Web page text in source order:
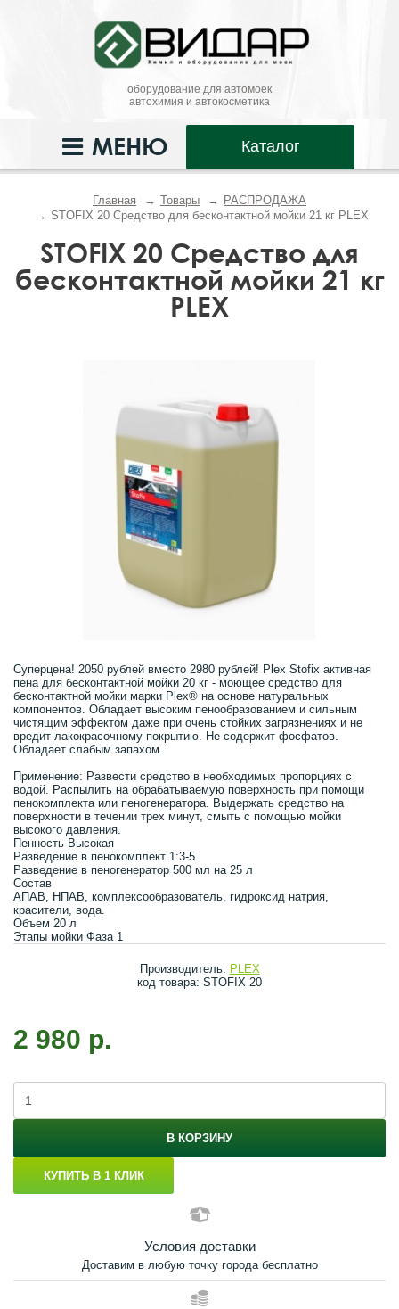
оборудование для автомоек
автохимия и автокосметика
Каталог
МЕНЮ
Главная Товары
РАСПРОДАЖА
STOFIX 20 Средство для бесконтактной мойки 21 кг PLEX
STOFIX 20 Средство для
бесконтактной мойки 21 кг
PLEX
Суперцена! 2050 рублей вместо 2980 рублей! Plex Stofix активная
пена для бесконтактной мойки 20 кг - моющее средство для
бесконтактной мойки марки Plex® на основе натуральных
компонентов. Обладает высоким пенообразованием и сильным
чистящим эффектом даже при очень стойких загрязнениях и не
вредит лакокрасочному покрытию. Не содержит фосфатов.
Обладает слабым запахом.
Применение: Развести средство в необходимых пропорциях с
водой. Распылить на обрабатываемую поверхность при помощи
пенокомплекта или пеногенератора. Выдержать средство на
поверхности в течении трех минут, смыть с помощью мойки
высокого давления.
Пенность Высокая
Разведение в пенокомплект 1:3-5
Разведение в пеногенератор 500 мл на 25 л
Состав
АПАВ, НПАВ, комплексообразователь, гидроксид натрия,
красители, вода.
Объем 20 л
Этапы мойки Фаза 1
Производитель: PLEX
код товара: STOFIX 20
2 980 р.
В КОРЗИНУ
КУПИТЬ В 1 КЛИК
Условия доставки
Доставим в любую точку города бесплатно